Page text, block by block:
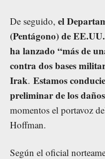
De seguido, el
(Pentágono) de
ha lanzado “más de
contra dos bases
Irak. Estamos
preliminar de los daños
momentos el portavoz
Hoffman.
Según el oficial